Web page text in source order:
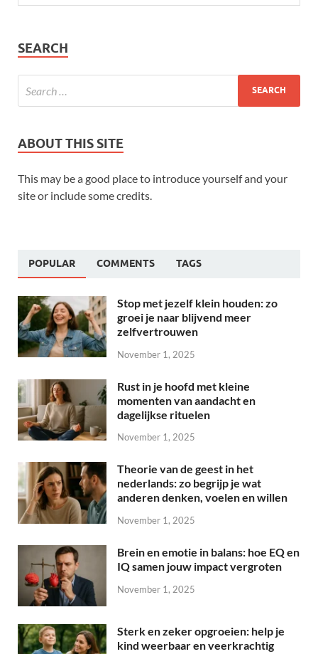
SEARCH
ABOUT THIS SITE
This may be a good place to introduce yourself and your
site or include some credits.
POPULAR COMMENTS TAGS
Stop met jezelf klein houden: zo
groei je naar blijvend meer
zelfvertrouwen
November 1, 2025
Rust in je hoofd met kleine
momenten van aandacht en
dagelijkse rituelen
November 1, 2025
Theorie van de geest in het
nederlands: zo begrijp je wat
anderen denken, voelen en willen
November 1, 2025
Brein en emotie in balans: hoe EQ en
IQ samen jouw impact vergroten
November 1, 2025
Sterk en zeker opgroeien: help je
kind weerbaar en veerkrachtig